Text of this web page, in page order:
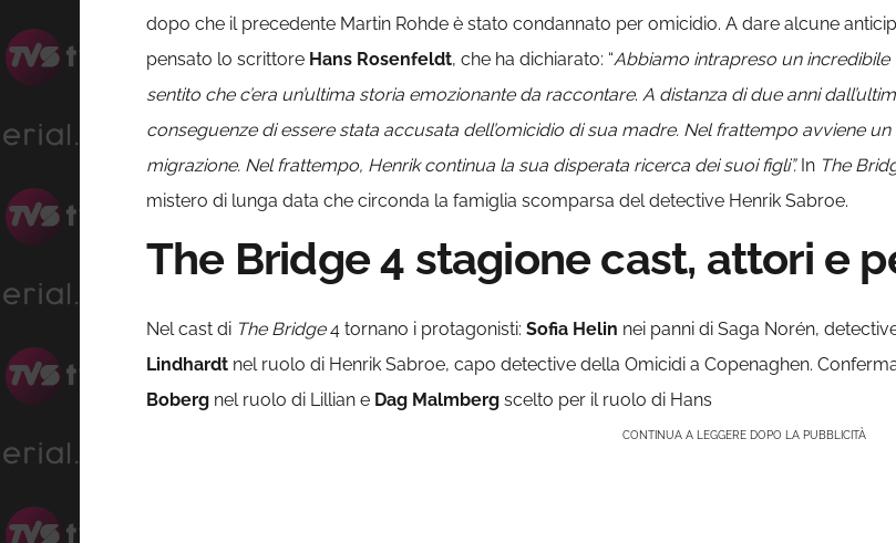
dopo che il precedente Martin Rohde è stato condannato per omicidio. A dare alcune
pensato lo scrittore Hans Rosenfeldt, che ha dichiarato: “Abbiamo intrapreso un
sentito che c’era un’ultima storia emozionante da raccontare. A distanza di due anni
conseguenze di essere stata accusata dell’omicidio di sua madre. Nel frattempo avviene
migrazione. Nel frattempo, Henrik continua la sua disperata ricerca dei suoi figli”.In The
mistero di lunga data che circonda la famiglia scomparsa del detective Henrik Sabroe.
The Bridge 4 stagione cast, attori e
Nel cast di The Bridge4 tornano i protagonisti: Sofia Helin nei panni di Saga Norén,
Lindhardt nel ruolo di Henrik Sabroe, capo detective della Omicidi a Copenaghen.
Boberg nel ruolo di Lillian e Dag Malmberg scelto per il ruolo di Hans
CONTINUA A LEGGERE DOPO LA PUBBLICITÀ